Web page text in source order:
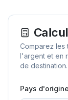
Comparez les
l'argent et en
de destination.
Pays d'origine